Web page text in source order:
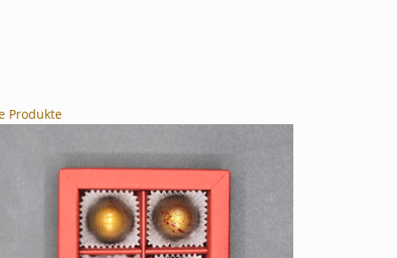
Produkte